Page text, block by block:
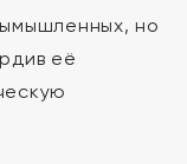
но
её